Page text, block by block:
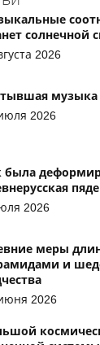
солнечной
2026
музыка
2026
была
2026
меры
и
2026